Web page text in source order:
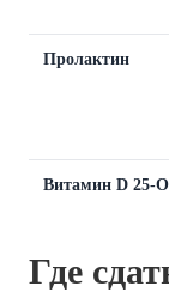
Пролактин
Витамин D 25-
Где